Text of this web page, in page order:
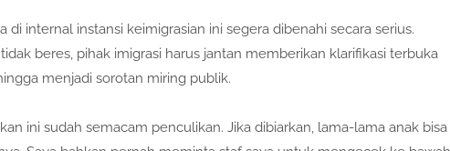
internal instansi keimigrasian ini segera dibenahi secara serius.
beres, pihak imigrasi harus jantan memberikan klarifikasi terbuka
menjadi sorotan miring publik.
ini sudah semacam penculikan. Jika dibiarkan, lama-lama anak bisa